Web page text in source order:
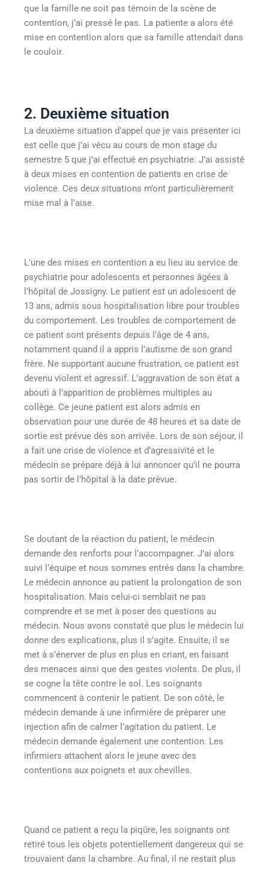
que la famille ne soit pas témoin de la scène de
contention, j’ai pressé le pas. La patiente a alors été
mise en contention alors que sa famille attendait dans
le couloir.
2. Deuxième situation
La deuxième situation d’appel que je vais présenter ici
est celle que j’ai vécu au cours de mon stage du
semestre 5 que j’ai effectué en psychiatrie. J’ai assisté
à deux mises en contention de patients en crise de
violence. Ces deux situations m’ont particulièrement
mise mal à l’aise.
L’une des mises en contention a eu lieu au service de
psychiatrie pour adolescents et personnes âgées à
l’hôpital de Jossigny. Le patient est un adolescent de
13 ans, admis sous hospitalisation libre pour troubles
du comportement. Les troubles de comportement de
ce patient sont présents depuis l’âge de 4 ans,
notamment quand il a appris l’autisme de son grand
frère. Ne supportant aucune frustration, ce patient est
devenu violent et agressif. L’aggravation de son état a
abouti à l’apparition de problèmes multiples au
collège. Ce jeune patient est alors admis en
observation pour une durée de 48 heures et sa date de
sortie est prévue dès son arrivée. Lors de son séjour, il
a fait une crise de violence et d’agressivité et le
médecin se prépare déjà à lui annoncer qu’il ne pourra
pas sortir de l’hôpital à la date prévue.
Se doutant de la réaction du patient, le médecin
demande des renforts pour l’accompagner. J’ai alors
suivi l’équipe et nous sommes entrés dans la chambre.
Le médecin annonce au patient la prolongation de son
hospitalisation. Mais celui-ci semblait ne pas
comprendre et se met à poser des questions au
médecin. Nous avons constaté que plus le médecin lui
donne des explications, plus il s’agite. Ensuite, il se
met à s’énerver de plus en plus en criant, en faisant
des menaces ainsi que des gestes violents. De plus, il
se cogne la tête contre le sol. Les soignants
commencent à contenir le patient. De son côté, le
médecin demande à une infirmière de préparer une
injection afin de calmer l’agitation du patient. Le
médecin demande également une contention. Les
infirmiers attachent alors le jeune avec des
contentions aux poignets et aux chevilles.
Quand ce patient a reçu la piqûre, les soignants ont
retiré tous les objets potentiellement dangereux qui se
trouvaient dans la chambre. Au final, il ne restait plus